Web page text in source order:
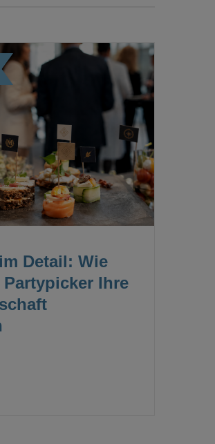
Loading...
Detail: Wie
Ihre